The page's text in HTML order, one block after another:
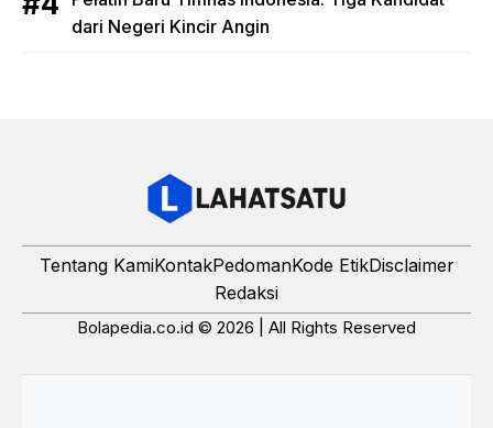
dari Negeri Kincir Angin
Tentang KamiKontakPedomanKode EtikDisclaimer
Redaksi
Bolapedia.co.id © 2026 | All Rights Reserved